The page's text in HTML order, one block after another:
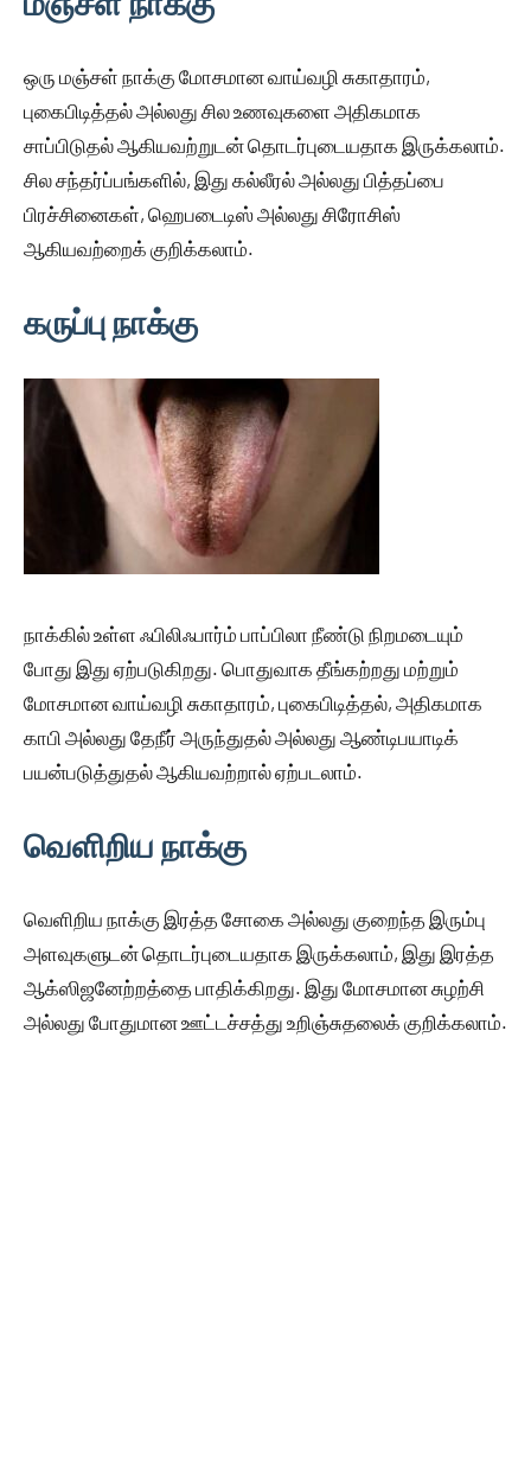
ஒரு மஞ்சள் நாக்கு மோசமான வாய்வழி சுகாதாரம்,
புகைபிடித்தல் அல்லது சில உணவுகளை அதிகமாக
சாப்பிடுதல் ஆகியவற்றுடன் தொடர்புடையதாக இருக்கலாம்.
சில சந்தர்ப்பங்களில், இது கல்லீரல் அல்லது பித்தப்பை
பிரச்சினைகள், ஹெபடைடிஸ் அல்லது சிரோசிஸ்
ஆகியவற்றைக் குறிக்கலாம்.
கருப்பு நாக்கு
நாக்கில் உள்ள ஃபிலிஃபார்ம் பாப்பிலா நீண்டு நிறமடையும்
போது இது ஏற்படுகிறது. பொதுவாக தீங்கற்றது மற்றும்
மோசமான வாய்வழி சுகாதாரம், புகைபிடித்தல், அதிகமாக
காபி அல்லது தேநீர் அருந்துதல் அல்லது ஆண்டிபயாடிக்
பயன்படுத்துதல் ஆகியவற்றால் ஏற்படலாம்.
வெளிறிய நாக்கு
வெளிறிய நாக்கு இரத்த சோகை அல்லது குறைந்த இரும்பு
அளவுகளுடன் தொடர்புடையதாக இருக்கலாம், இது இரத்த
ஆக்ஸிஜனேற்றத்தை பாதிக்கிறது. இது மோசமான சுழற்சி
அல்லது போதுமான ஊட்டச்சத்து உறிஞ்சுதலைக் குறிக்கலாம்.